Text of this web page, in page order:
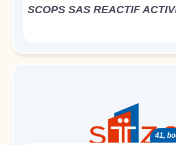
SCOPS SAS REACTIF
41,